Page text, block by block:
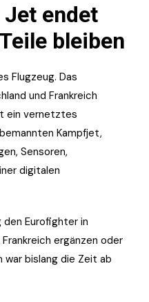
endet
bleiben
Flugzeug. Das
und Frankreich
ein vernetztes
Kampfjet,
Sensoren,
digitalen
Eurofighter in
ergänzen oder
bislang die Zeit ab